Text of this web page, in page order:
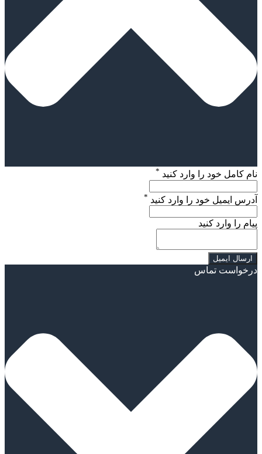
نام کامل خود را وارد کنید *
آدرس ایمیل خود را وارد کنید *
پیام را وارد کنید
درخواست تماس